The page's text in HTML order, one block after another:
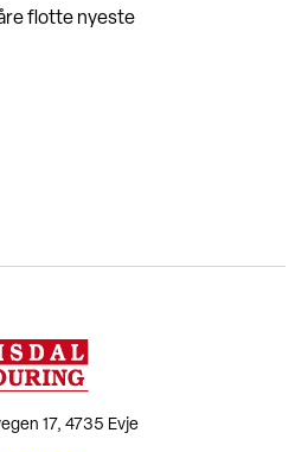
flotte nyeste
17, 4735 Evje